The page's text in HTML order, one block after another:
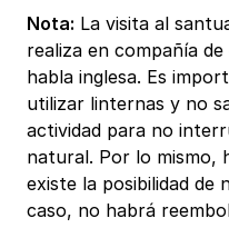
Nota: La visita al
realiza en compañía
habla inglesa. Es
utilizar linternas y no
actividad para no
natural. Por lo mismo,
existe la posibilidad de
caso, no habrá